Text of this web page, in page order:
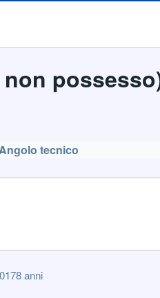
non
tecnico
8 anni